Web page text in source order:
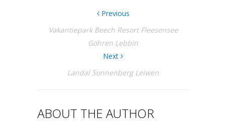
Previous
Vakantiepark Beech Resort Fleesensee
Göhren Lebbin
Next
Landal Sonnenberg Leiwen
ABOUT THE AUTHOR